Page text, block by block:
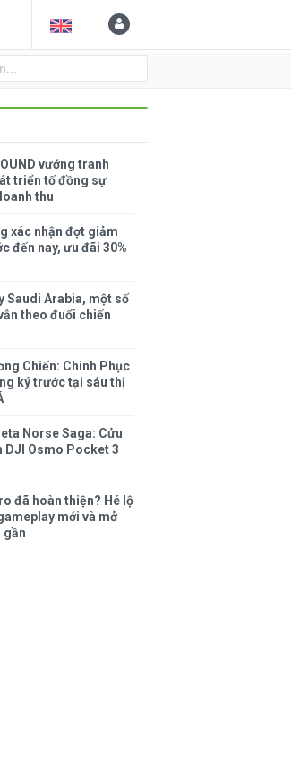
vướng tranh
triển tố đồng sự
thu
xác nhận đợt giảm
đến nay, ưu đãi 30%
Saudi Arabia, một số
theo đuổi chiến
Chiến: Chinh Phục
ký trước tại sáu thị
Norse Saga: Cửu
DJI Osmo Pocket 3
đã hoàn thiện? Hé lộ
mới và mở
gần